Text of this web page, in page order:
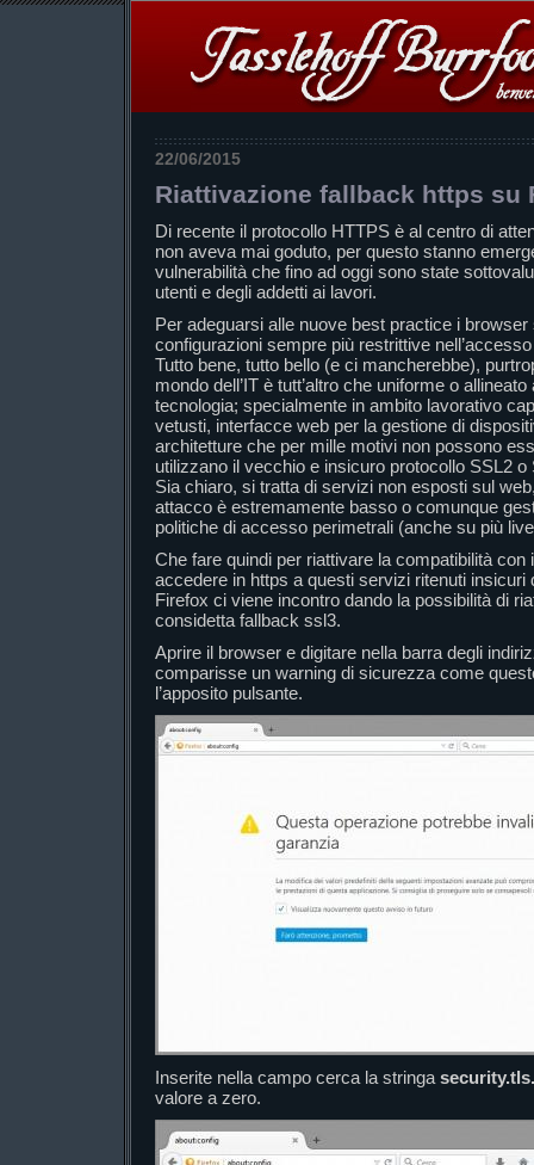
22/06/2015
Riattivazione fallback https su
Di recente il protocollo HTTPS è al centro di
non aveva mai goduto, per questo stanno
vulnerabilità che fino ad oggi sono state
utenti e degli addetti ai lavori.
Per adeguarsi alle nuove best practice i
configurazioni sempre più restrittive
Tutto bene, tutto bello (e ci mancherebbe),
mondo dell’IT è tutt’altro che uniforme o
tecnologia; specialmente in ambito lavorativo
vetusti, interfacce web per la gestione di
architetture che per mille motivi non possono
utilizzano il vecchio e insicuro protocollo SSL2 o
Sia chiaro, si tratta di servizi non esposti sul
attacco è estremamente basso o comunque
politiche di accesso perimetrali (anche su più
Che fare quindi per riattivare la compatibilità con
accedere in https a questi servizi ritenuti insicuri
Firefox ci viene incontro dando la possibilità di
considetta fallback ssl3.
Aprire il browser e digitare nella barra degli
comparisse un warning di sicurezza come
l’apposito pulsante.
Inserite nella campo cerca la stringa
valore a zero.